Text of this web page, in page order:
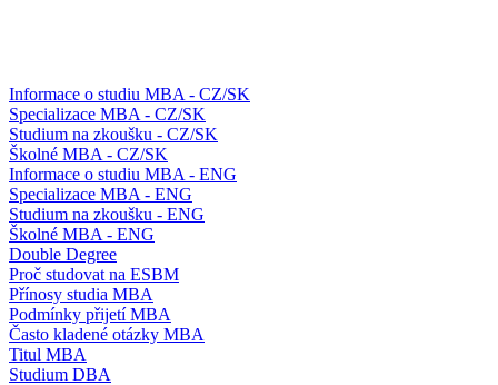
Informace o studiu MBA - CZ/SK
Specializace MBA - CZ/SK
Studium na zkoušku - CZ/SK
Školné MBA - CZ/SK
Informace o studiu MBA - ENG
Specializace MBA - ENG
Studium na zkoušku - ENG
Školné MBA - ENG
Double Degree
Proč studovat na ESBM
Přínosy studia MBA
Podmínky přijetí MBA
Často kladené otázky MBA
Titul MBA
Studium DBA